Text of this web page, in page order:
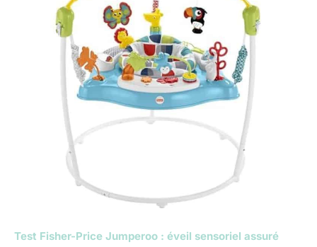
Test Fisher-Price Jumperoo : éveil sensoriel assuré